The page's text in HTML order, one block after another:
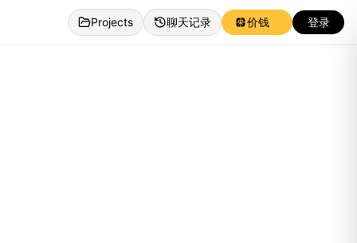
Projects 聊天记录 价钱 登录